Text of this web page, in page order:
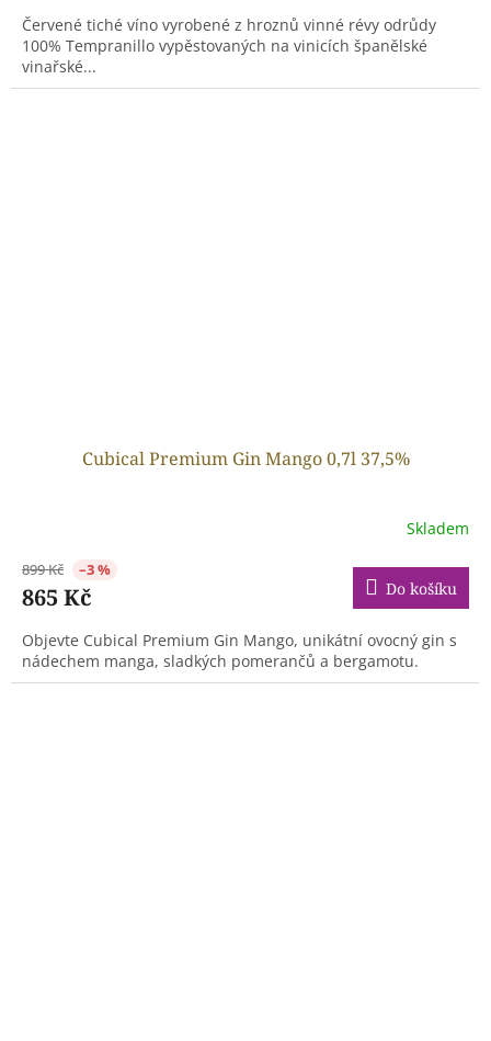
Červené tiché víno vyrobené z hroznů vinné révy odrůdy
100% Tempranillo vypěstovaných na vinicích španělské
vinařské...
Cubical Premium Gin Mango 0,7l 37,5%
Skladem
899 Kč –3 %
865 Kč Do košíku
Objevte Cubical Premium Gin Mango, unikátní ovocný gin s
nádechem manga, sladkých pomerančů a bergamotu.